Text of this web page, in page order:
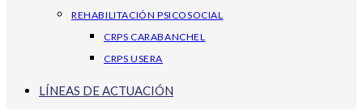
REHABILITACIÓN PSICOSOCIAL
CRPS CARABANCHEL
CRPS USERA
LÍNEAS DE ACTUACIÓN